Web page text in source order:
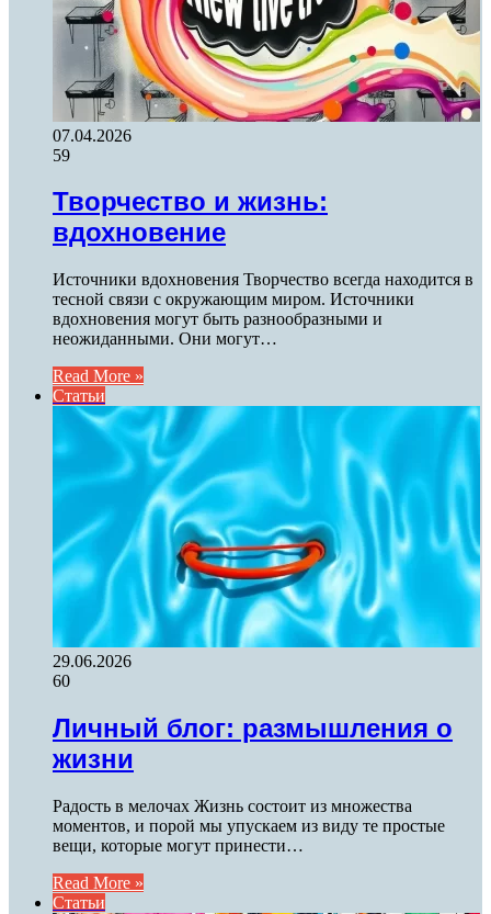
07.04.2026
59
Творчество и жизнь:
вдохновение
Источники вдохновения Творчество всегда находится в
тесной связи с окружающим миром. Источники
вдохновения могут быть разнообразными и
неожиданными. Они могут…
Read More »
Статьи
29.06.2026
60
Личный блог: размышления о
жизни
Радость в мелочах Жизнь состоит из множества
моментов, и порой мы упускаем из виду те простые
вещи, которые могут принести…
Read More »
Статьи